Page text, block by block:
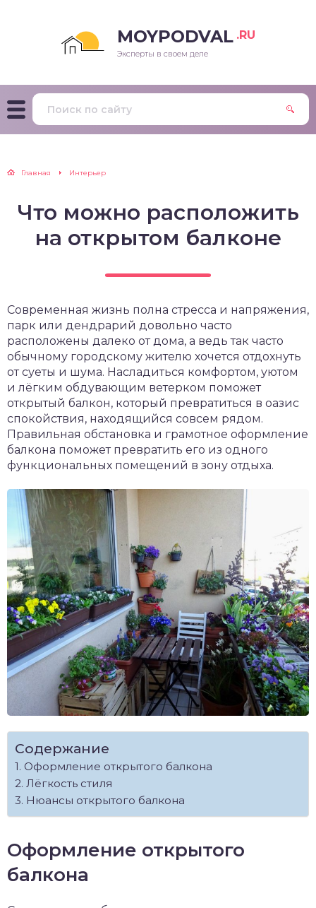
MOYPODVAL .RU
Эксперты в своем деле
Главная Интерьер
Что можно расположить
на открытом балконе
Современная жизнь полна стресса и напряжения,
парк или дендрарий довольно часто
расположены далеко от дома, а ведь так часто
обычному городскому жителю хочется отдохнуть
от суеты и шума. Насладиться комфортом, уютом
и лёгким обдувающим ветерком поможет
открытый балкон, который превратиться в оазис
спокойствия, находящийся совсем рядом.
Правильная обстановка и грамотное оформление
балкона поможет превратить его из одного
функциональных помещений в зону отдыха.
Содержание
Оформление открытого балкона
Лёгкость стиля
Нюансы открытого балкона
Оформление открытого
балкона